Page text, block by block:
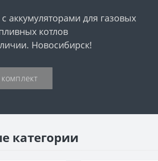
аккумуляторами для газовых
котлов
Новосибирск!
категории